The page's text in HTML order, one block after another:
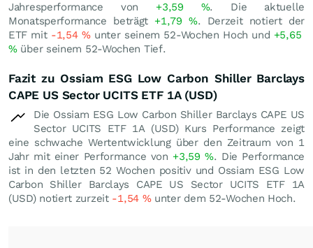
Jahresperformance von +3,59 %. Die aktuelle
Monatsperformance beträgt +1,79 %. Derzeit notiert der
ETF mit -1,54 %unter seinem 52-Wochen Hoch und +5,65
%über seinem 52-Wochen Tief.
Fazit zu Ossiam ESG Low Carbon Shiller Barclays
CAPE US Sector UCITS ETF 1A (USD)
Die Ossiam ESG Low Carbon Shiller Barclays CAPE US
Sector UCITS ETF 1A (USD) Kurs Performance zeigt
eine schwache Wertentwicklung über den Zeitraum von 1
Jahr mit einer Performance von +3,59%. Die Performance
ist in den letzten 52 Wochen positiv und Ossiam ESG Low
Carbon Shiller Barclays CAPE US Sector UCITS ETF 1A
(USD) notiert zurzeit -1,54 %unter dem 52-Wochen Hoch.